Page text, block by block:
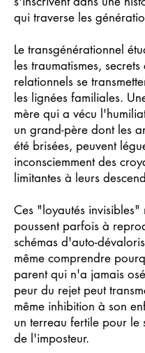
qui traverse les
Le transgénérationnel
les traumatismes, secrets
relationnels se
les lignées familiales.
mère qui a vécu
un grand-père dont les
été brisées, peuvent
inconsciemment des
limitantes à leurs
Ces "loyautés invisibles"
poussent parfois à
schémas d'auto-
même comprendre
parent qui n'a jamais
peur du rejet peut
même inhibition à son
un terreau fertile pour le
de l'imposteur.